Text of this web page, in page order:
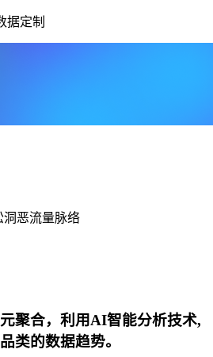
据定制
洞恶流量脉络
聚合，利用AI智能分析技术,
类的数据趋势。